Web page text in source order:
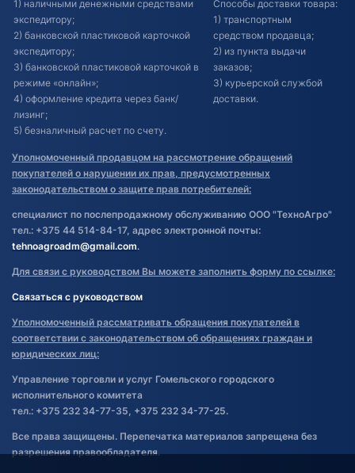
1) наличными денежными средствами
экспедитору;
2) банковской пластиковой карточкой
экспедитору;
3) банковской пластиковой карточкой в
режиме «онлайн»;
4) оформление кредита через банк/
лизинг;
5) безналичный расчет по счету.
Способы доставки товара:
1) транспортным
средством продавца;
2) из пункта выдачи
заказов;
3) курьерской службой
доставки.
Уполномоченный продавцом на рассмотрение обращений
покупателей о нарушении их прав, предусмотренных
законодательством о защите прав потребителей:
специалист по послепродажному обслуживанию ООО "ТехноАгро"
тел.: +375 44 514-84-17, адрес электронной почты:
tehnoagroadm@gmail.com.
Для связи с руководством Вы можете заполнить форму по ссылке:
Связаться с руководством
Уполномоченный рассматривать обращения покупателей в
соответствии с законодательством об обращениях граждан и
юридических лиц:
Управление торговли и услуг Гомельского городского
исполнительного комитета
тел.: +375 232 34-77-35, +375 232 34-77-25.
Все права защищены. Перепечатка материалов запрещена без
разрешения правообладателя.